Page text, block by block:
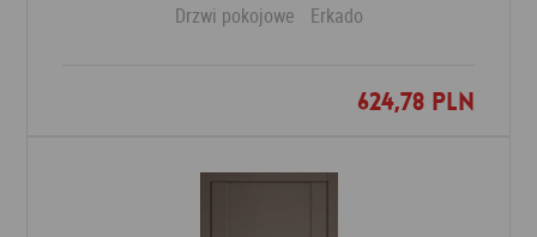
Drzwi pokojowe Erkado
624,78 PLN
Dodaj do ulubionych